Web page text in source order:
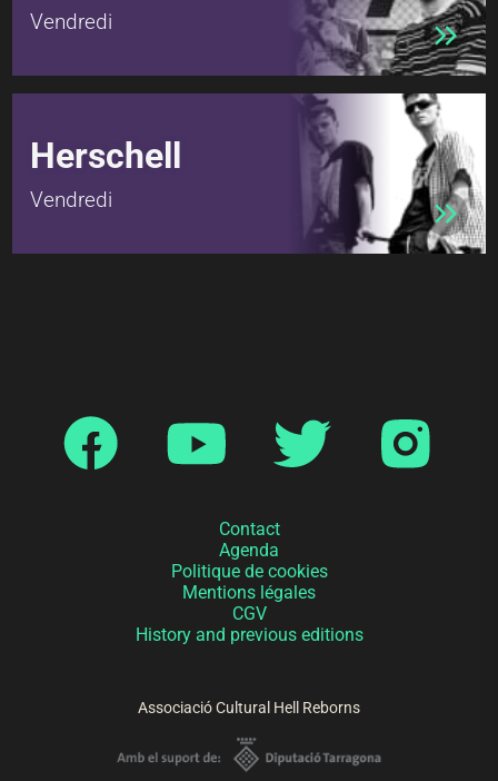
Vendredi
Herschell
Vendredi
Contact
Agenda
Politique de cookies
Mentions légales
CGV
History and previous editions
Associació Cultural Hell Reborns